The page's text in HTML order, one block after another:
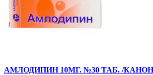
АМЛОДИПИН 10МГ. №30 ТАБ. /